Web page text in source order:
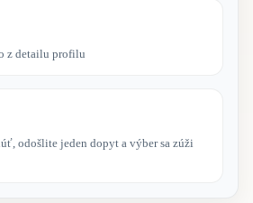
z detailu profilu
odošlite jeden dopyt a výber sa zúži